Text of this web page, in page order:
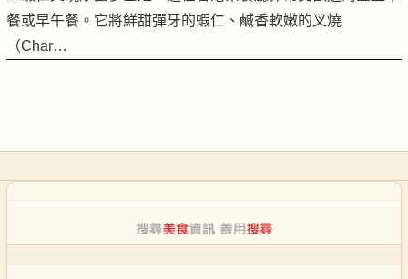
餐或早午餐。它將鮮甜彈牙的蝦仁、鹹香軟嫩的叉燒
（Char…